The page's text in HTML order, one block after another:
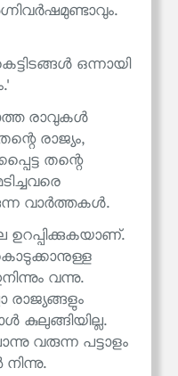
ഒന്നായി
രാവുകൾ
രാജ്യം,
തന്റെ
വാർത്തകൾ.
ഉറപ്പിക്കുകയാണ്.
വന്നു.
കുലുങ്ങിയില്ല.
വരുന്ന പട്ടാളം